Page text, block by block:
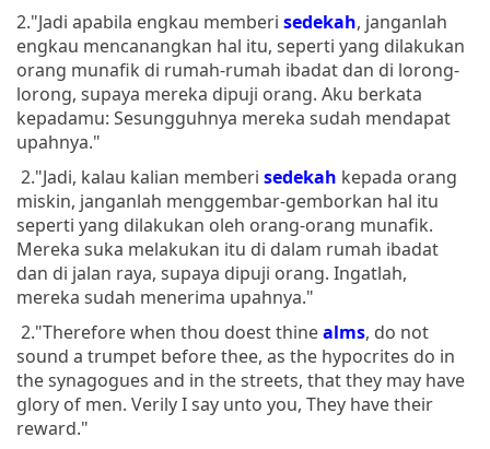
2."Jadi apabila engkau memberi sedekah, janganlah
engkau mencanangkan hal itu, seperti yang dilakukan
orang munafik di rumah-rumah ibadat dan di lorong-
lorong, supaya mereka dipuji orang. Aku berkata
kepadamu: Sesungguhnya mereka sudah mendapat
upahnya."
2."Jadi, kalau kalian memberi sedekah kepada orang
miskin, janganlah menggembar-gemborkan hal itu
seperti yang dilakukan oleh orang-orang munafik.
Mereka suka melakukan itu di dalam rumah ibadat
dan di jalan raya, supaya dipuji orang. Ingatlah,
mereka sudah menerima upahnya."
2."Therefore when thou doest thinealms, do not
sound a trumpet before thee, as the hypocrites do in
the synagogues and in the streets, that they may have
glory of men. Verily I say unto you, They have their
reward."